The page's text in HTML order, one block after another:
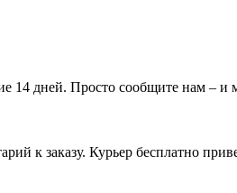
14 дней. Просто сообщите нам – и
к заказу. Курьер бесплатно